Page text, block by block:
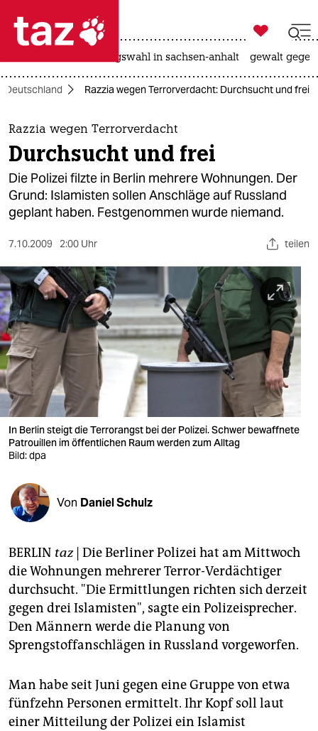
 taz zahl ich
taz zahl ich
themen
politik
öko
gesellschaft
sport
berlin
nord
wahrheit
verlag
verlag
shop
fragen & hilfe
unterstützen
abo
genossenschaft
epaper login

taz zahl ich
landtagswahl in sachsen-anhalt gewalt
Deutschland Razzia wegen Terrorverdacht: Durchsucht und frei
Razzia wegen Terrorverdacht
Durchsucht und frei
Die Polizei filzte in Berlin mehrere Wohnungen. Der
Grund: Islamisten sollen Anschläge auf Russland
geplant haben. Festgenommen wurde niemand.
7.10.2009 2:00 Uhr teilen
In Berlin steigt die Terrorangst bei der Polizei. Schwer bewaffnete
Patrouillen im öffentlichen Raum werden zum Alltag
Bild: dpa
Von Daniel Schulz
BERLIN taz| Die Berliner Polizei hat am Mittwoch
die Wohnungen mehrerer Terror-Verdächtiger
durchsucht. "Die Ermittlungen richten sich derzeit
gegen drei Islamisten", sagte ein Polizeisprecher.
Den Männern werde die Planung von
Sprengstoffanschlägen in Russland vorgeworfen.
Man habe seit Juni gegen eine Gruppe von etwa
fünfzehn Personen ermittelt. Ihr Kopf soll laut
einer Mitteilung der Polizei ein Islamist